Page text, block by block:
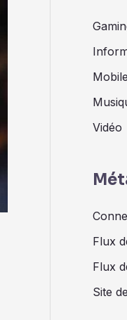
Mobile
Vidéo
Flux
Flux
Site